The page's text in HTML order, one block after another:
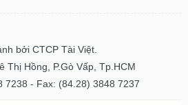
bởi CTCP Tài Việt.
Thị Hồng, P.Gò Vấp, Tp.HCM
7238 - Fax: (84.28) 3848 7237